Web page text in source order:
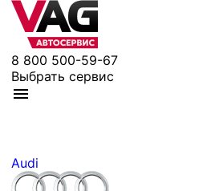
8 800 500-59-67
Выбрать сервис
Audi